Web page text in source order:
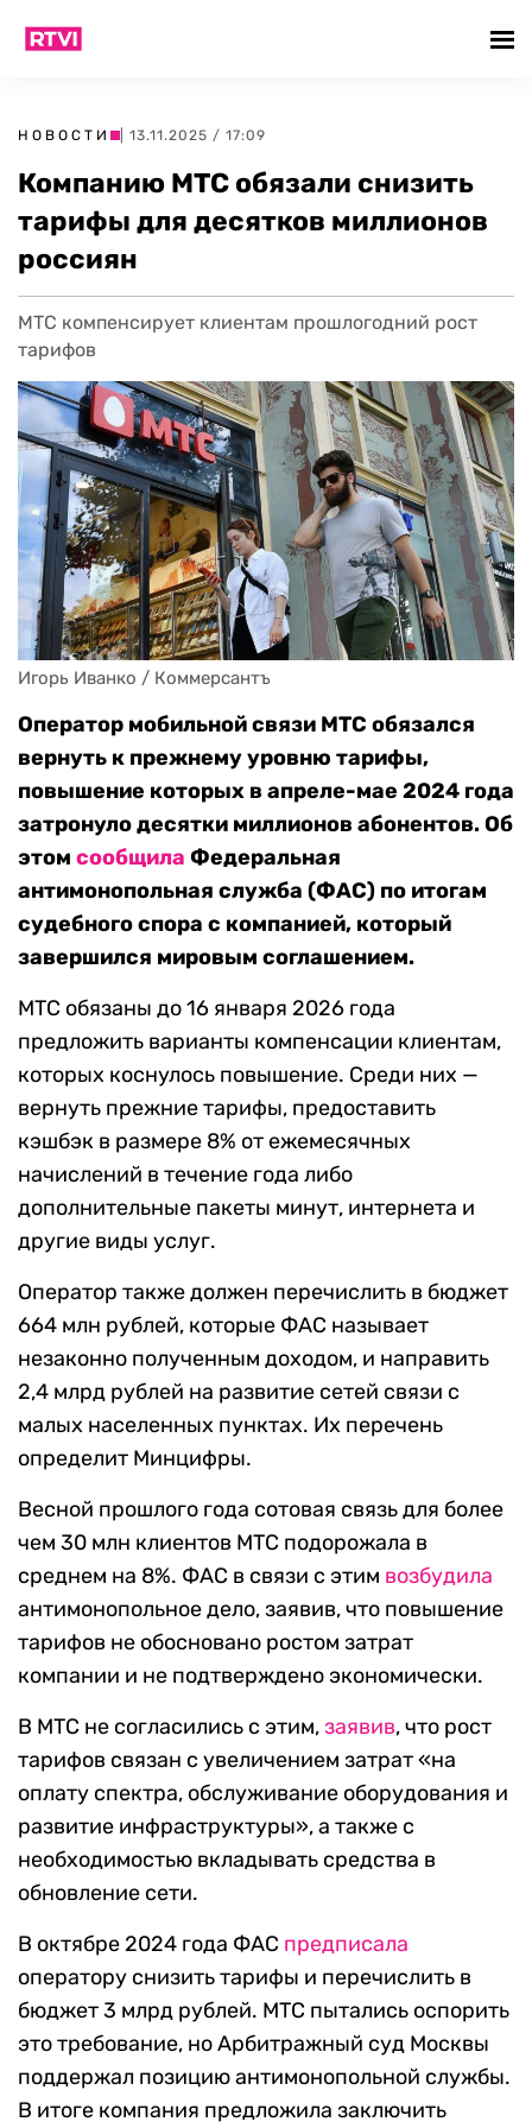
НОВОСТИ | 13.11.2025 / 17:09
Компанию МТС обязали снизить
тарифы для десятков миллионов
россиян
МТС компенсирует клиентам прошлогодний рост
тарифов
Игорь Иванко / Коммерсантъ
Оператор мобильной связи МТС обязался
вернуть к прежнему уровню тарифы,
повышение которых в апреле-мае 2024 года
затронуло десятки миллионов абонентов. Об
этом сообщила Федеральная
антимонопольная служба (ФАС) по итогам
судебного спора с компанией, который
завершился мировым соглашением.
МТС обязаны до 16 января 2026 года
предложить варианты компенсации клиентам,
которых коснулось повышение. Среди них —
вернуть прежние тарифы, предоставить
кэшбэк в размере 8% от ежемесячных
начислений в течение года либо
дополнительные пакеты минут, интернета и
другие виды услуг.
Оператор также должен перечислить в бюджет
664 млн рублей, которые ФАС называет
незаконно полученным доходом, и направить
2,4 млрд рублей на развитие сетей связи с
малых населенных пунктах. Их перечень
определит Минцифры.
Весной прошлого года сотовая связь для более
чем 30 млн клиентов МТС подорожала в
среднем на 8%. ФАС в связи с этим возбудила
антимонопольное дело, заявив, что повышение
тарифов не обосновано ростом затрат
компании и не подтверждено экономически.
В МТС не согласились с этим,заявив, что рост
тарифов связан с увеличением затрат «на
оплату спектра, обслуживание оборудования и
развитие инфраструктуры», а также с
необходимостью вкладывать средства в
обновление сети.
В октябре 2024 года ФАС предписала
оператору снизить тарифы и перечислить в
бюджет 3 млрд рублей. МТС пытались оспорить
это требование, но Арбитражный суд Москвы
поддержал позицию антимонопольной службы.
В итоге компания предложила заключить